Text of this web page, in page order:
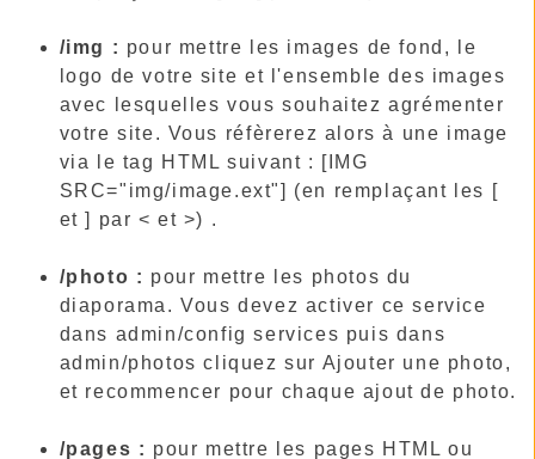
/img : pour mettre les images de fond, le
logo de votre site et l'ensemble des images
avec lesquelles vous souhaitez agrémenter
votre site. Vous réfèrerez alors à une image
via le tag HTML suivant : [IMG
SRC="img/image.ext"] (en remplaçant les [
et ] par < et >) .
/photo : pour mettre les photos du
diaporama. Vous devez activer ce service
dans admin/config services puis dans
admin/photos cliquez sur Ajouter une photo,
et recommencer pour chaque ajout de photo.
/pages : pour mettre les pages HTML ou